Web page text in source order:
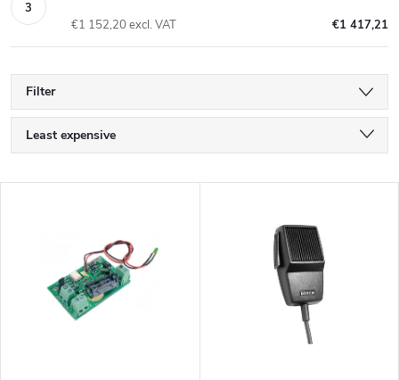
€1 417,21
€1 152,20 excl. VAT
Filter
P
r
Least expensive
Alphabetically